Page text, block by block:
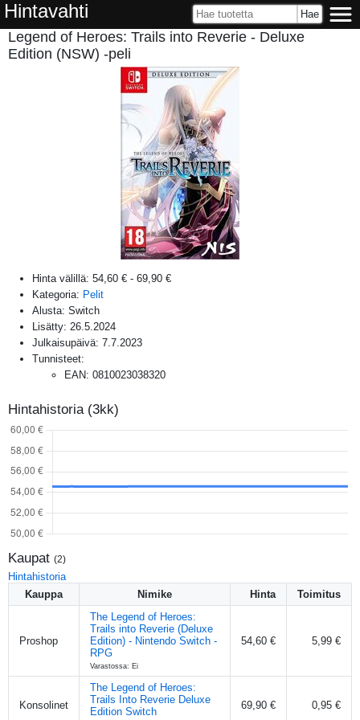
Hintavahti
Legend of Heroes: Trails into Reverie - Deluxe
Edition (NSW) -peli
Hinta välillä: 54,60 € - 69,90 €
Kategoria: Pelit
Alusta: Switch
Lisätty: 26.5.2024
Julkaisupäivä: 7.7.2023
Tunnisteet:
EAN: 0810023038320
Hintahistoria (3kk)
Kaupat (2)
Hintahistoria
Kauppa
Nimike Hinta Toimitus
Proshop
The Legend of Heroes:
Trails into Reverie (Deluxe
Edition) - Nintendo Switch -
RPG
Varastossa: Ei
54,60 € 5,99 €
Konsolinet
The Legend of Heroes:
Trails Into Reverie Deluxe
Edition Switch
69,90 € 0,95 €